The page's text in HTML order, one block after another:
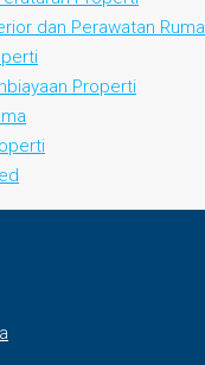
dan Perawatan
Properti